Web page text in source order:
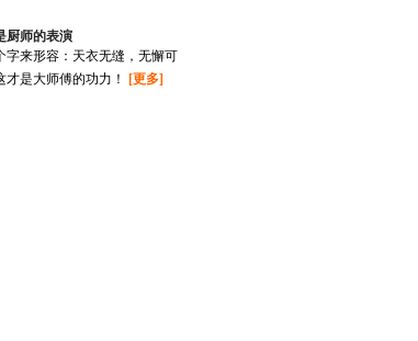
厨师的表演
字来形容：天衣无缝，无懈可
才是大师傅的功力！
[更多]